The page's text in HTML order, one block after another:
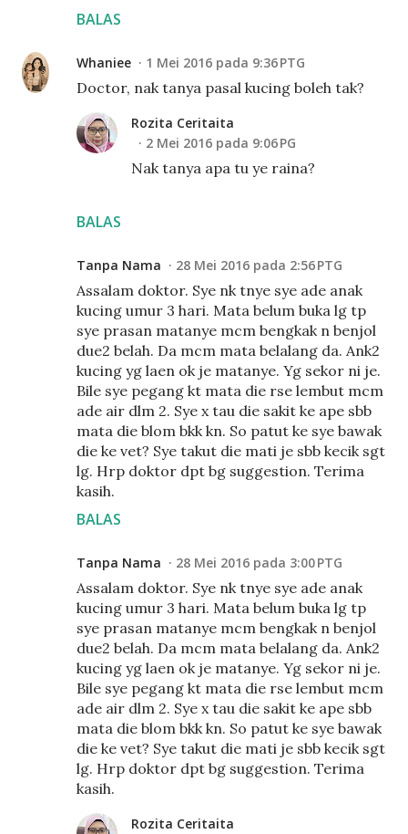
BALAS
Whaniee 1 Mei 2016 pada 9:36 PTG
Doctor, nak tanya pasal kucing boleh tak?
BALAS
Rozita Ceritaita
2 Mei 2016 pada 9:06 PG
Nak tanya apa tu ye raina?
Tanpa Nama 28 Mei 2016 pada 2:56 PTG
Assalam doktor. Sye nk tnye sye ade anak
kucing umur 3 hari. Mata belum buka lg tp
sye prasan matanye mcm bengkak n benjol
due2 belah. Da mcm mata belalang da. Ank2
kucing yg laen ok je matanye. Yg sekor ni je.
Bile sye pegang kt mata die rse lembut mcm
ade air dlm 2. Sye x tau die sakit ke ape sbb
mata die blom bkk kn. So patut ke sye bawak
die ke vet? Sye takut die mati je sbb kecik sgt
lg. Hrp doktor dpt bg suggestion. Terima
kasih.
BALAS
Tanpa Nama 28 Mei 2016 pada 3:00 PTG
Assalam doktor. Sye nk tnye sye ade anak
kucing umur 3 hari. Mata belum buka lg tp
sye prasan matanye mcm bengkak n benjol
due2 belah. Da mcm mata belalang da. Ank2
kucing yg laen ok je matanye. Yg sekor ni je.
Bile sye pegang kt mata die rse lembut mcm
ade air dlm 2. Sye x tau die sakit ke ape sbb
mata die blom bkk kn. So patut ke sye bawak
die ke vet? Sye takut die mati je sbb kecik sgt
lg. Hrp doktor dpt bg suggestion. Terima
kasih.
Rozita Ceritaita